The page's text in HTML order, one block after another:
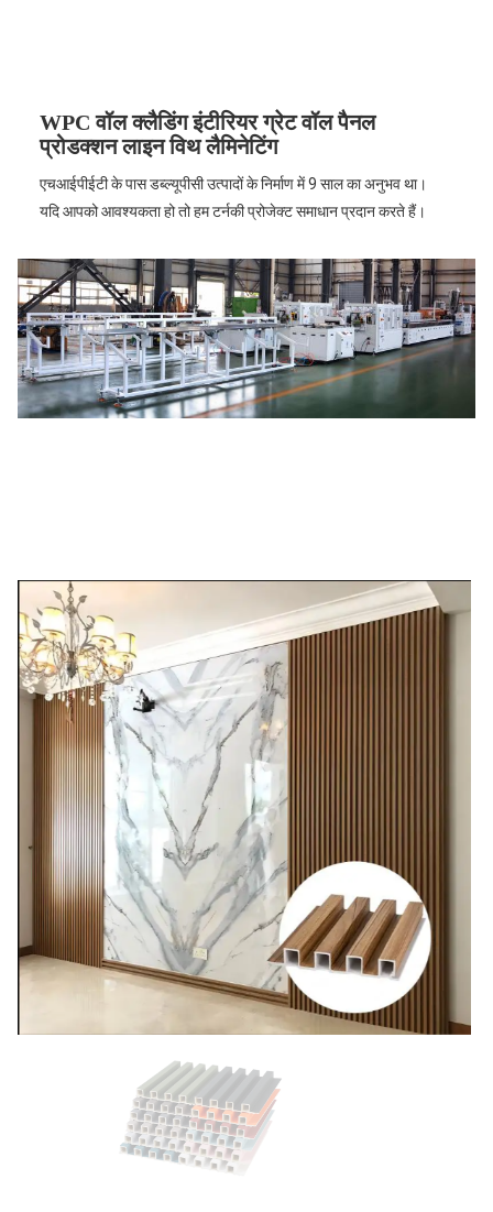
WPC वॉल क्लैडिंग इंटीरियर ग्रेट वॉल पैनल
प्रोडक्शन लाइन विथ लैमिनेटिंग
एचआईपीईटी के पास डब्ल्यूपीसी उत्पादों के निर्माण में 9 साल का अनुभव था।
यदि आपको आवश्यकता हो तो हम टर्नकी प्रोजेक्ट समाधान प्रदान करते हैं।